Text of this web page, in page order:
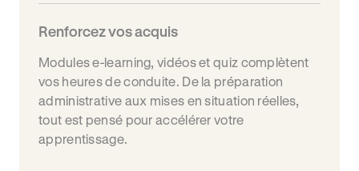
Renforcez vos acquis
Modules e-learning, vidéos et quiz complètent
vos heures de conduite. De la préparation
administrative aux mises en situation réelles,
tout est pensé pour accélérer votre
apprentissage.